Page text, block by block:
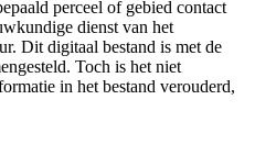
perceel of gebied contact
dienst van het
Dit digitaal bestand is met de
Toch is het niet
in het bestand verouderd,